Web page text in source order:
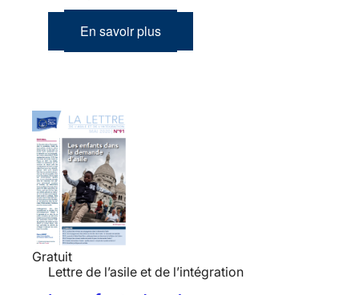
En savoir plus
Gratuit
Lettre de l’asile et de l’intégration